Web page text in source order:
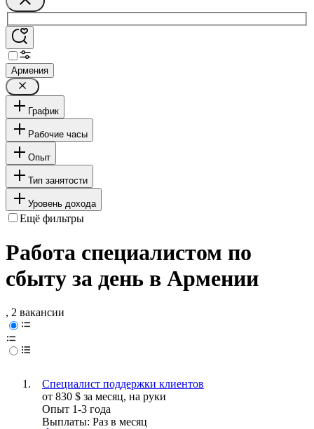
Армения
График
Рабочие часы
Опыт
Тип занятости
Уровень дохода
Ещё фильтры
Работа специалистом по
сбыту за день в Армении
, 2 вакансии
Специалист поддержки клиентов
от 830 $ за месяц, на руки
Опыт 1-3 года
Выплаты: Раз в месяц